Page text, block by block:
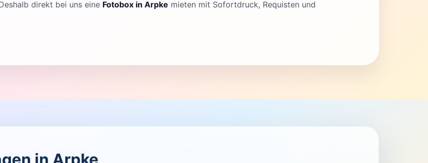
direkt bei uns eine Fotobox in Arpke mieten mit Sofortdruck, Requisten und